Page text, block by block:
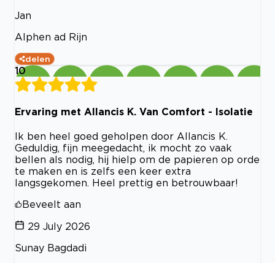
Jan
Alphen ad Rijn
delen
10
Ervaring met Allancis K. Van Comfort - Isolatie
Ik ben heel goed geholpen door Allancis K.
Geduldig, fijn meegedacht, ik mocht zo vaak
bellen als nodig, hij hielp om de papieren op orde
te maken en is zelfs een keer extra
langsgekomen. Heel prettig en betrouwbaar!
Beveelt aan
29 July 2026
Sunay Bagdadi